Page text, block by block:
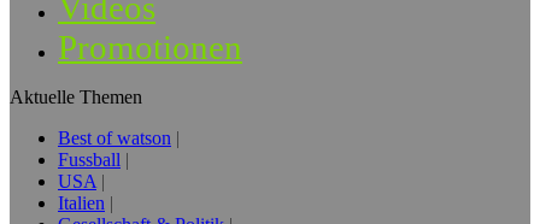
Promotionen
Aktuelle Themen
Best of watson
Fussball
USA
Italien